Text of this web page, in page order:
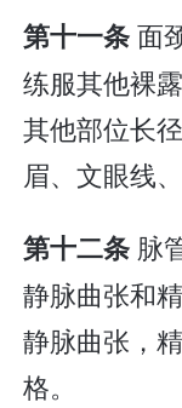
第十一条面
练服其他裸
其他部位长
眉、文眼线
第十二条 脉
静脉曲张和
静脉曲张，
格。